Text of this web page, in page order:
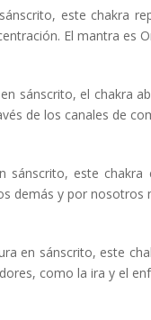
este chakra
El mantra es
sánscrito, el chakra
de los canales de
sánscrito, este
demás y por nosotros
en sánscrito, este
como la ira y el